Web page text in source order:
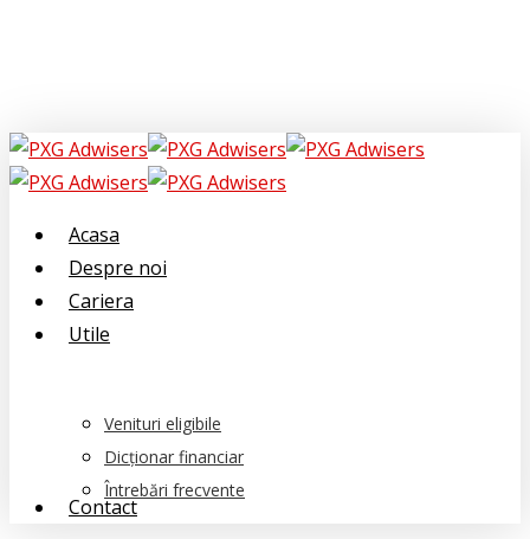
Menu
Acasa
Despre noi
Cariera
Utile
Venituri eligibile
Dicționar financiar
Întrebări frecvente
Contact